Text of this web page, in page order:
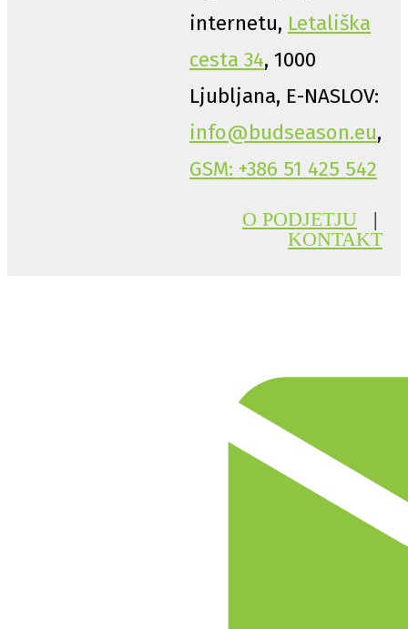
internetu, Letališka
cesta 34, 1000
Ljubljana, E-NASLOV:
info@budseason.eu,
GSM: +386 51 425 542
O PODJETJU |
KONTAKT